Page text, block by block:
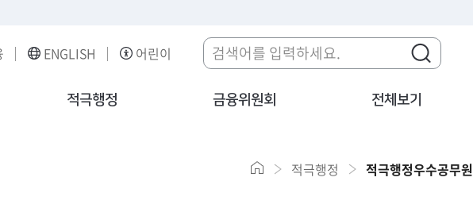
ENGLISH 어린이
적극행정 금융위원회 전체보기
적극행정 적극행정우수공무원